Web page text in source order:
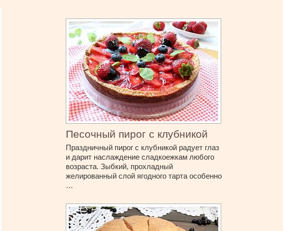
Песочный пирог с клубникой
Праздничный пирог с клубникой радует глаз
и дарит наслаждение сладкоежкам любого
возраста. Зыбкий, прохладный
желированный слой ягодного тарта особенно
…